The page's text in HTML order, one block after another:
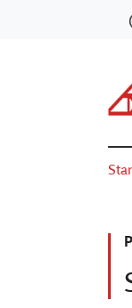
Zum Hauptinhalt